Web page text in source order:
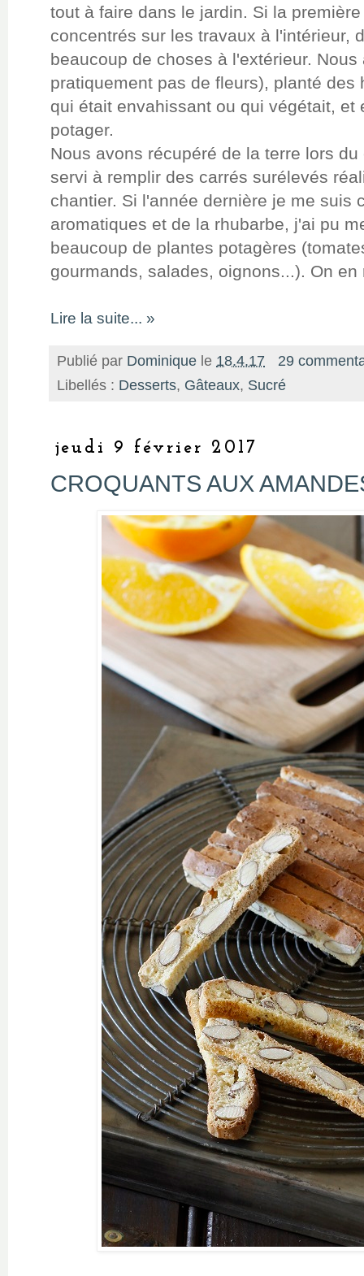
tout à faire dans le jardin. Si la
concentrés sur les travaux à l'intérieur,
beaucoup de choses à l'extérieur.
pratiquement pas de fleurs), planté
qui était envahissant ou qui végétait, et
potager.
Nous avons récupéré de la terre lors
servi à remplir des carrés surélevés
chantier. Si l'année dernière je me suis
aromatiques et de la rhubarbe, j'ai pu
beaucoup de plantes potagères
gourmands, salades, oignons...). On
Lire la suite... »
Publié par Dominique le 18.4.17
29
Libellés : Desserts, Gâteaux, Sucré
jeudi 9 février 2017
CROQUANTS AUX